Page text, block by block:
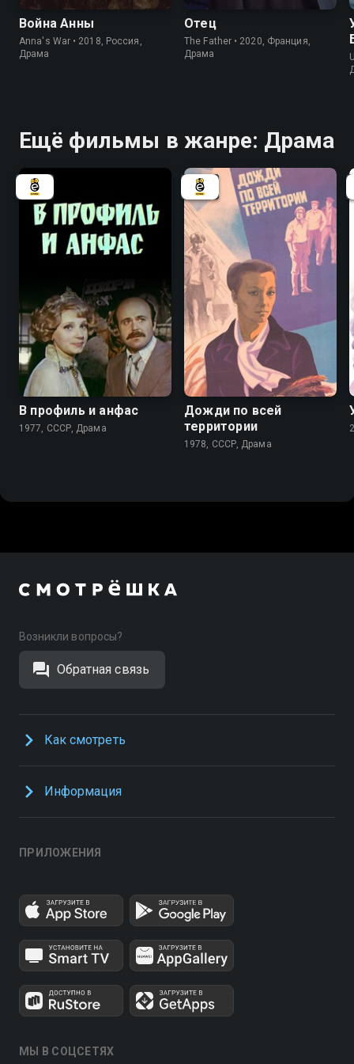
Война Анны
Anna's War • 2018, Россия,
Драма
Отец
The Father • 2020, Франция,
Драма
Ещё фильмы в жанре: Драма
6.6
В профиль и анфас
1977, СССР, Драма
Дожди по всей
территории
1978, СССР, Драма
Возникли вопросы?
Обратная связь
Как смотреть
Информация
ПРИЛОЖЕНИЯ
МЫ В СОЦСЕТЯХ